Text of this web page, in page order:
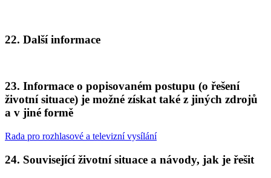
22. Další informace
23. Informace o popisovaném postupu (o řešení
životní situace) je možné získat také z jiných zdrojů
a v jiné formě
Rada pro rozhlasové a televizní vysílání
24. Související životní situace a návody, jak je řešit